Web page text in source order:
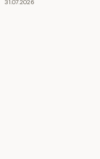
31.07.2026